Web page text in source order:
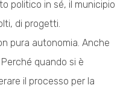
politico in sé, il municipio
di progetti.
pura autonomia. Anche
quando si è
il processo per la